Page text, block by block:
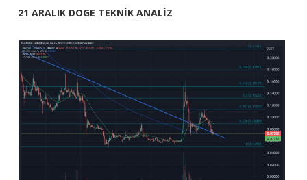
21 ARALIK DOGE TEKNİK ANALİZ